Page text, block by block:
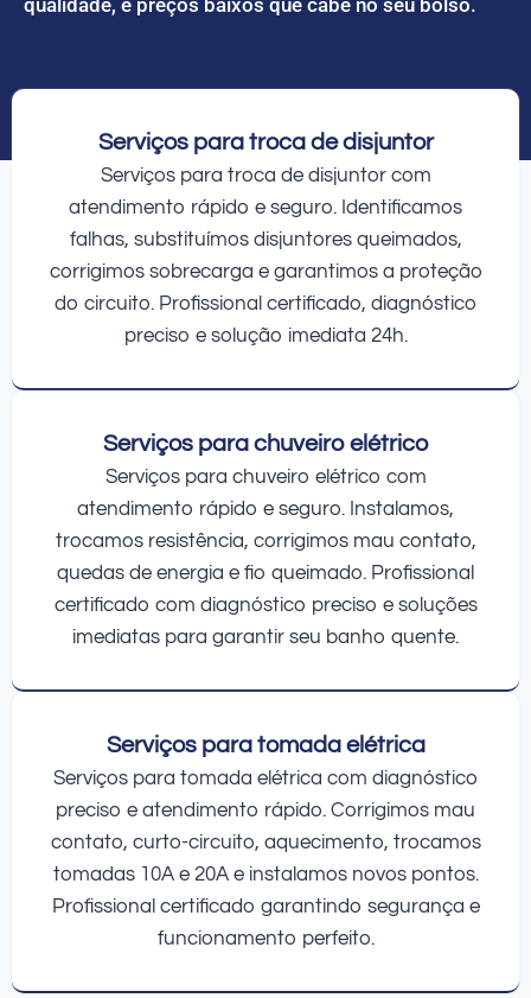
Serviços para troca de disjuntor
Serviços para troca de disjuntor com
atendimento rápido e seguro. Identificamos
falhas, substituímos disjuntores queimados,
corrigimos sobrecarga e garantimos a proteção
do circuito. Profissional certificado, diagnóstico
preciso e solução imediata 24h.
Serviços para chuveiro elétrico
Serviços para chuveiro elétrico com
atendimento rápido e seguro. Instalamos,
trocamos resistência, corrigimos mau contato,
quedas de energia e fio queimado. Profissional
certificado com diagnóstico preciso e soluções
imediatas para garantir seu banho quente.
Serviços para tomada elétrica
Serviços para tomada elétrica com diagnóstico
preciso e atendimento rápido. Corrigimos mau
contato, curto-circuito, aquecimento, trocamos
tomadas 10A e 20A e instalamos novos pontos.
Profissional certificado garantindo segurança e
funcionamento perfeito.